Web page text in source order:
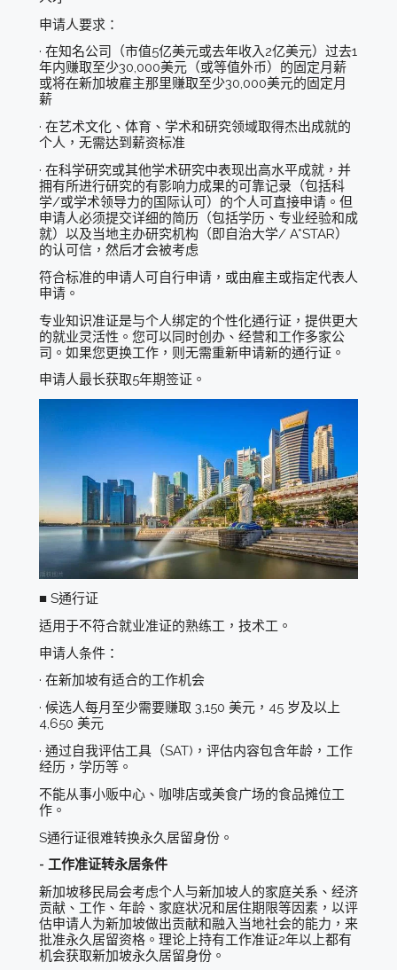
申请人要求：
· 在知名公司（市值5亿美元或去年收入2亿美元）过去1
年内赚取至少30,000美元（或等值外币）的固定月薪
或将在新加坡雇主那里赚取至少30,000美元的固定月
薪
· 在艺术文化、体育、学术和研究领域取得杰出成就的
个人，无需达到薪资标准
· 在科学研究或其他学术研究中表现出高水平成就，并
拥有所进行研究的有影响力成果的可靠记录（包括科
学/或学术领导力的国际认可）的个人可直接申请。但
申请人必须提交详细的简历（包括学历、专业经验和成
就）以及当地主办研究机构（即自治大学/ A*STAR）
的认可信，然后才会被考虑
符合标准的申请人可自行申请，或由雇主或指定代表人
申请。
专业知识准证是与个人绑定的个性化通行证，提供更大
的就业灵活性。您可以同时创办、经营和工作多家公
司。如果您更换工作，则无需重新申请新的通行证。
申请人最长获取5年期签证。
■ S通行证
适用于不符合就业准证的熟练工，技术工。
申请人条件：
· 在新加坡有适合的工作机会
· 候选人每月至少需要赚取 3,150 美元，45 岁及以上
4,650 美元
· 通过自我评估工具（SAT)，评估内容包含年龄，工作
经历，学历等。
不能从事小贩中心、咖啡店或美食广场的食品摊位工
作。
S通行证很难转换永久居留身份。
- 工作准证转永居条件
新加坡移民局会考虑个人与新加坡人的家庭关系、经济
贡献、工作、年龄、家庭状况和居住期限等因素，以评
估申请人为新加坡做出贡献和融入当地社会的能力，来
批准永久居留资格。理论上持有工作准证2年以上都有
机会获取新加坡永久居留身份。